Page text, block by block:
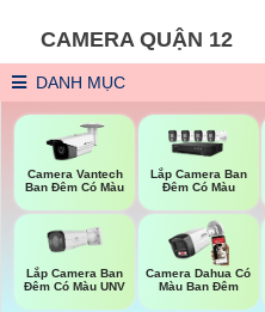
CAMERA QUẬN 12
DANH MỤC
Camera Vantech
Ban Đêm Có Màu
Lắp Camera Ban
Đêm Có Màu
Lắp Camera Ban
Đêm Có Màu UNV
Camera Dahua Có
Màu Ban Đêm